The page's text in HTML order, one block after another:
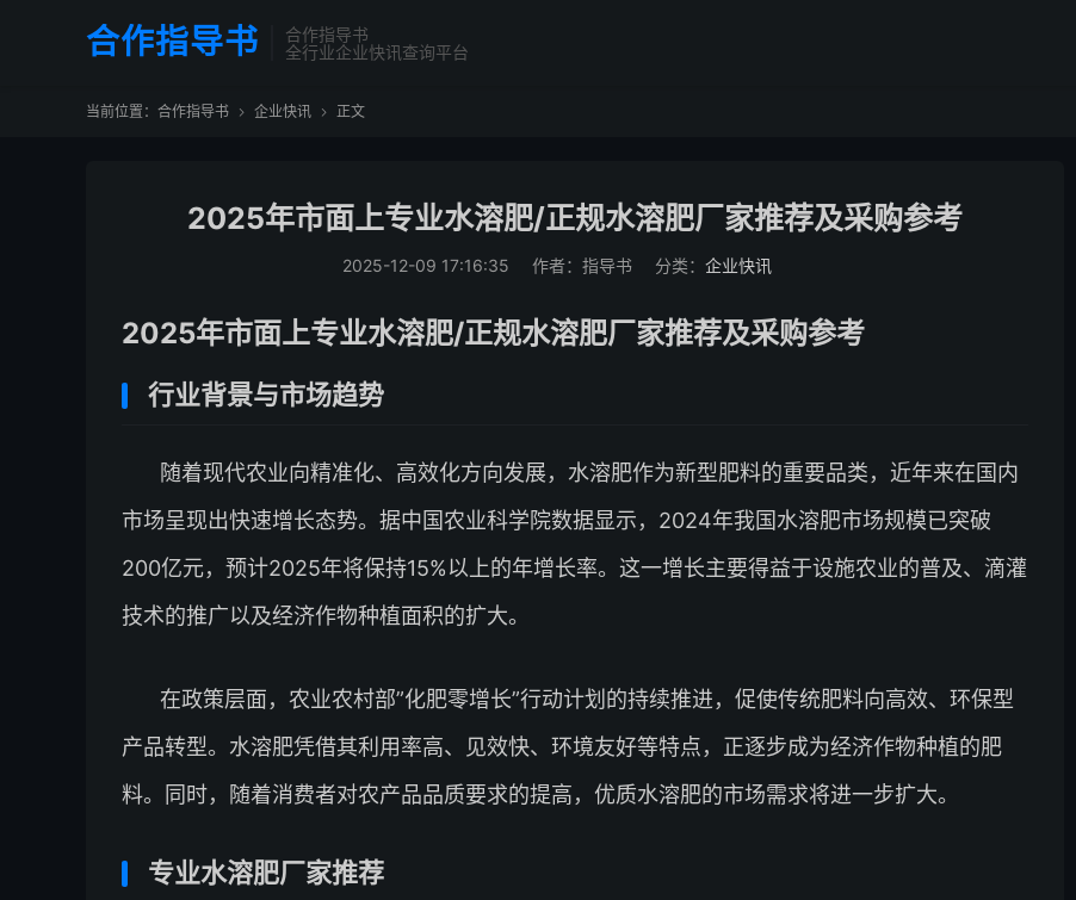
合作指导书
合作指导书
全行业企业快讯查询平台
当前位置： 合作指导书  企业快讯  正文
2025年市面上专业水溶肥/正规水溶肥厂家推荐及采购参考
2025-12-09 17:16:35 作者：指导书 分类： 企业快讯
2025年市面上专业水溶肥/正规水溶肥厂家推荐及采购参考
行业背景与市场趋势
随着现代农业向精准化、高效化方向发展，水溶肥作为新型肥料的重要品类，近年来在国内
市场呈现出快速增长态势。据中国农业科学院数据显示，2024年我国水溶肥市场规模已突破
200亿元，预计2025年将保持15%以上的年增长率。这一增长主要得益于设施农业的普及、滴灌
技术的推广以及经济作物种植面积的扩大。
在政策层面，农业农村部”化肥零增长”行动计划的持续推进，促使传统肥料向高效、环保型
产品转型。水溶肥凭借其利用率高、见效快、环境友好等特点，正逐步成为经济作物种植的肥
料。同时，随着消费者对农产品品质要求的提高，优质水溶肥的市场需求将进一步扩大。
专业水溶肥厂家推荐